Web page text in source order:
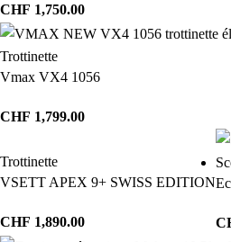
CHF 1,750.00
Trottinette
Vmax VX4 1056
CHF 1,799.00
Trottinette
VSETT APEX 9+ SWISS EDITION
CHF 1,890.00